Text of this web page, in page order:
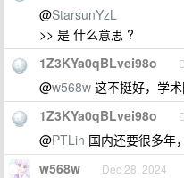
@StarsunYzL
>> 是 什么意思 ?
1Z3KYa0qBLvei98o
@w568w 这不挺好，学
1Z3KYa0qBLvei98o
@PTLin 国内还要很多年
w568w Dec 28, 2024